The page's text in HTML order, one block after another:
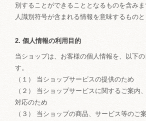
別することができることとなるものを含み
人識別符号が含まれる情報を意味するものと
2. 個人情報の利用目的
当ショップは、お客様の個人情報を、以下
す。
（１） 当ショップサービスの提供のため
（２） 当ショップサービスに関するご案内
対応のため
（３） 当ショップの商品、サービス等のご